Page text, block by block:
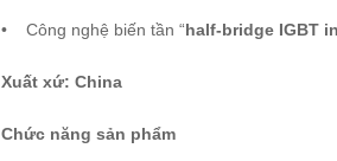
• Công nghệ biến tần “half-bridge IGBT
Xuất xứ: China
Chức năng sản phẩm